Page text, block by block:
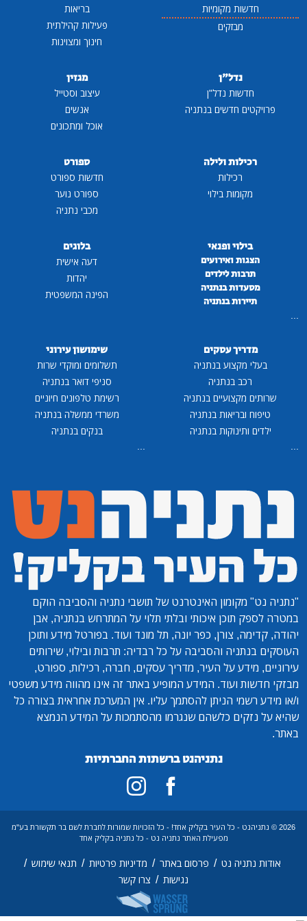
חדשות מקומיות
מבזקים
בריאות
פעילות קהילתית
חינוך ומצוינות
נדל"ן
חדשות נדל"ן
פרויקטים חדשים בנתניה
מגזין
עיצוב וסטייל
אנשים
אוכל ומתכונים
רכילות ולילה
רכילות
מקומות בילוי
ספורט
חדשות ספורט
ספורט נוער
מכבי נתניה
בילוי ופנאי
הצגות ואירועים
תרבות לילדים
מסעדות בנתניה
תיירות בנתניה
...
בלוגים
דעה אישית
יהדות
הפינה המשפטית
מדריך עסקים
בעלי מקצוע בנתניה
רכב בנתניה
שרותים מקצועיים בנתניה
טיפוח ובריאות בנתניה
ילדים ותינוקות בנתניה
...
שימושון עירוני
תשלומים ומוקדי שרות
סניפי דואר בנתניה
רשימת טלפונים חיוניים
משרדי ממשלה בנתניה
בנקים בנתניה
...
"נתניה נט" מקומון האינטרנט של תושבי נתניה והסביבה הוקם
במטרה לספק תוכן איכותי ובלתי תלוי על המתרחש בנתניה, אבן
יהודה, קדימה, צורן, כפר יונה, תל מונד ועוד. בפורטל מידע ותוכן
העוסקים בנתניה והסביבה על כל רבדיה: תרבות ובילוי, שירותים
עירוניים, מידע על העיר, מדריך עסקים, חברה, רכילות, ספורט,
מבזקי חדשות ועוד. המידע המופיע באתר זה אינו מהווה מידע משפטי
ו/או מידע רשמי הניתן להסתמך עליו. אין המערכת אחראית בצורה כל
שהיא על נזקים כלשהם שנגרמו מהסתמכות על המידע הנמצא
באתר.
נתניהנט ברשתות החברתיות
2026 © נתניהנט - כל העיר בקליק אחד! - כל הזכויות שמורות לחברת לשם בר תקשורת בע"מ
מפעילת האתר נתניה נט - כל נתניה בקליק אחד
אודות נתניה נט / פרסום באתר / מדיניות פרטיות / תנאי שימוש /
נגישות / צרו קשר